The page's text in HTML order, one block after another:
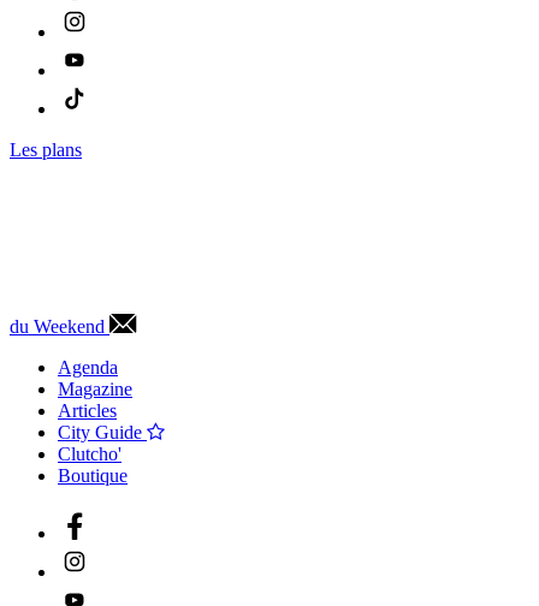
Les plans
du Weekend
Agenda
Magazine
Articles
City Guide
Clutcho'
Boutique